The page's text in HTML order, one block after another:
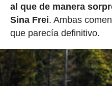
al que de manera
Sina Frei. Ambas
que parecía definitivo.